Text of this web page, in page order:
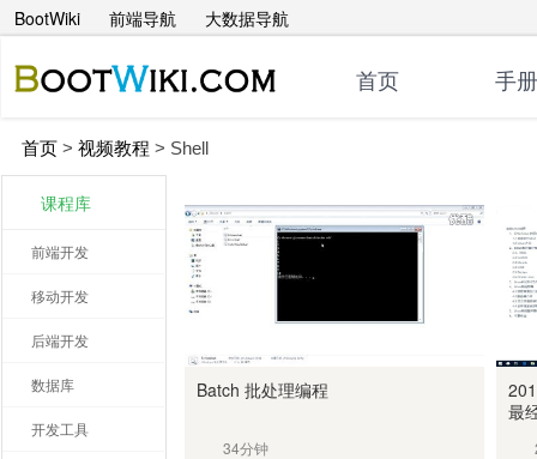
BootWiki 前端导航 大数据导航
首页 手册
首页 > 视频教程 > Shell
Batch 批处理编程
34分钟
最
课程库
前端开发
移动开发
后端开发
数据库
开发工具